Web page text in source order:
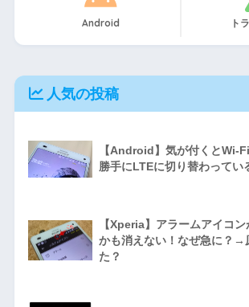
Android ト
人気の投稿
【Android】気が付くとWi-Fi
勝手にLTEに切り替わってい
【Xperia】アラームアイコ
かも消えない！なぜ急に？→
た？